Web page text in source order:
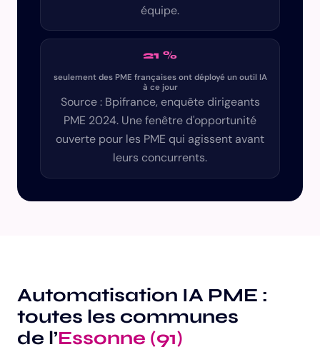
équipe.
21 %
seulement des PME françaises ont déployé un outil IA
à ce jour
Source : Bpifrance, enquête dirigeants
PME 2024. Une fenêtre d'opportunité
ouverte pour les PME qui agissent avant
leurs concurrents.
Automatisation IA PME :
toutes les communes
de l’Essonne (91)